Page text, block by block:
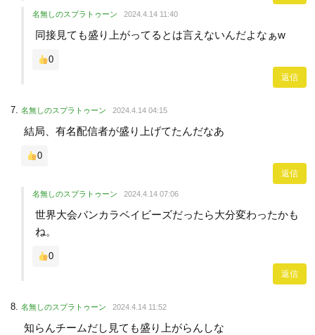
名無しのスプラトゥーン 2024.4.14 11:40
同接見ても盛り上がってるとは言えないんだよなぁw
0
返信
名無しのスプラトゥーン 2024.4.14 04:15
結局、有名配信者が盛り上げてたんだなあ
0
返信
名無しのスプラトゥーン 2024.4.14 07:06
世界大会バンカラベイビーズだったら大分変わったかも
ね。
0
返信
名無しのスプラトゥーン 2024.4.14 11:52
知らんチームだし見ても盛り上がらんしな